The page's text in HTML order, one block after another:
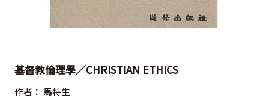
基督教倫理學／CHRISTIAN ETHICS
作者： 馬特生